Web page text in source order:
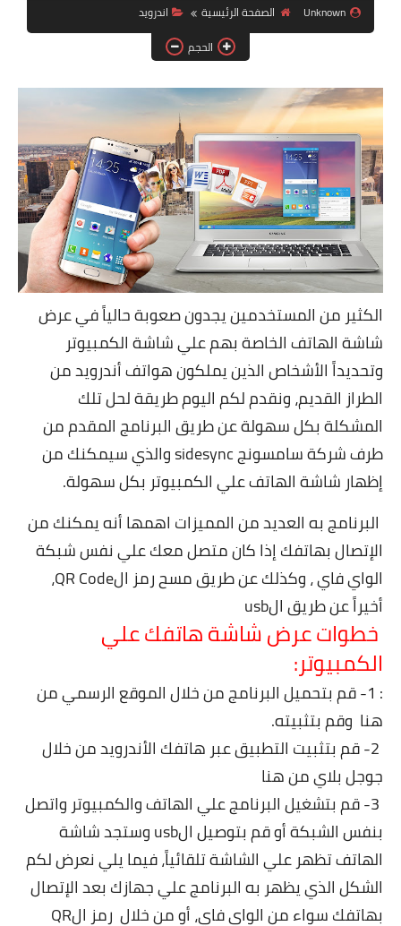
ويندوز 8.1
ويندوز 7
ويندوز xp
اندرويد
ايفون
العاب
مراجعات
الربح من الانترنت
الحماية
Unknown الصفحة الرئيسية
اندرويد
الحجم
الكثير من المستخدمين يجدون صعوبة حالياً في عرض
شاشة الهاتف الخاصة بهم علي شاشة الكمبيوتر
وتحديداً الأشخاص الذين يملكون هواتف أندرويد من
الطراز القديم، ونقدم لكم اليوم طريقة لحل تلك
المشكلة بكل سهولة عن طريق البرنامج المقدم من
طرف شركة سامسونج sidesync والذي سيمكنك من
إظهار شاشة الهاتف علي الكمبيوتر بكل سهولة.
البرنامج به العديد من المميزات اهمها أنه يمكنك من
الإتصال بهاتفك إذا كان متصل معك علي نفس شبكة
الواي فاي ، وكذلك عن طريق مسح رمز الQR Code،
أخيراً عن طريق الusb
خطوات عرض شاشة هاتفك علي
الكمبيوتر:
: 1- قم بتحميل البرنامج من خلال الموقع الرسمي من
هنا وقم بتثبيته.
2- قم بتثبيت التطبيق عبر هاتفك الأندرويد من خلال
جوجل بلاي منهنا
3- قم بتشغيل البرنامج علي الهاتف والكمبيوتر واتصل
بنفس الشبكة أو قم بتوصيل الusb وستجد شاشة
الهاتف تظهر علي الشاشة تلقائياً، فيما يلي نعرض لكم
الشكل الذي يظهر به البرنامج علي جهازك بعد الإتصال
بهاتفك سواء من الواي فاي، أو من خلال
رمز الQR